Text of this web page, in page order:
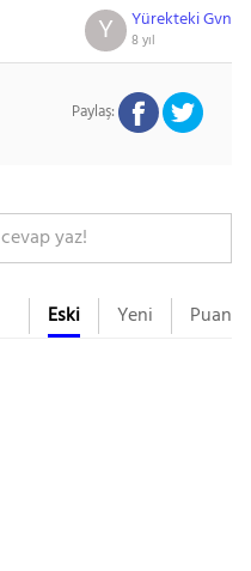
Yürekteki Gvn
8 yıl
Y
Paylaş:
Eski Yeni Puan